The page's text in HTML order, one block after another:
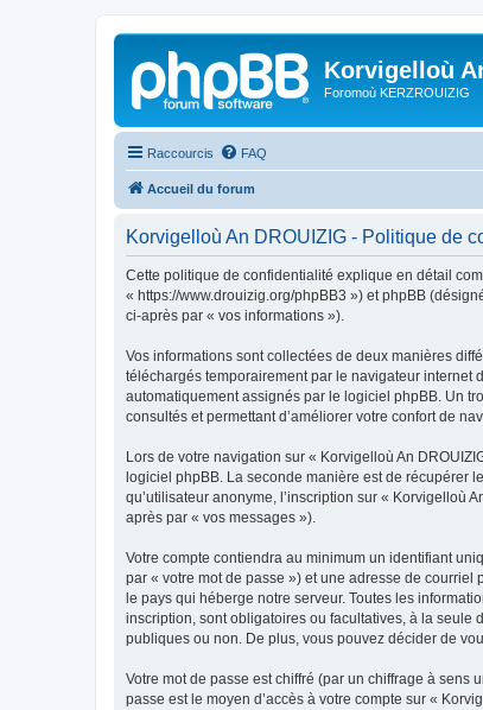
Korvigelloù
Foromoù KERZROUIZIG
Raccourcis FAQ
Accueil du forum
Korvigelloù An DROUIZIG - Politique de
Cette politique de confidentialité explique en détail
« https://www.drouizig.org/phpBB3 ») et phpBB
ci-après par « vos informations »).
Vos informations sont collectées de deux manières
téléchargés temporairement par le navigateur internet
automatiquement assignés par le logiciel phpBB. Un
consultés et permettant d’améliorer votre confort de
Lors de votre navigation sur « Korvigelloù An
logiciel phpBB. La seconde manière est de récupérer
qu’utilisateur anonyme, l’inscription sur « Korvigelloù
après par « vos messages »).
Votre compte contiendra au minimum un identifiant
par « votre mot de passe ») et une adresse de
le pays qui héberge notre serveur. Toutes les
inscription, sont obligatoires ou facultatives, à la seule
publiques ou non. De plus, vous pouvez décider de
Votre mot de passe est chiffré (par un chiffrage à sens
passe est le moyen d’accès à votre compte sur «